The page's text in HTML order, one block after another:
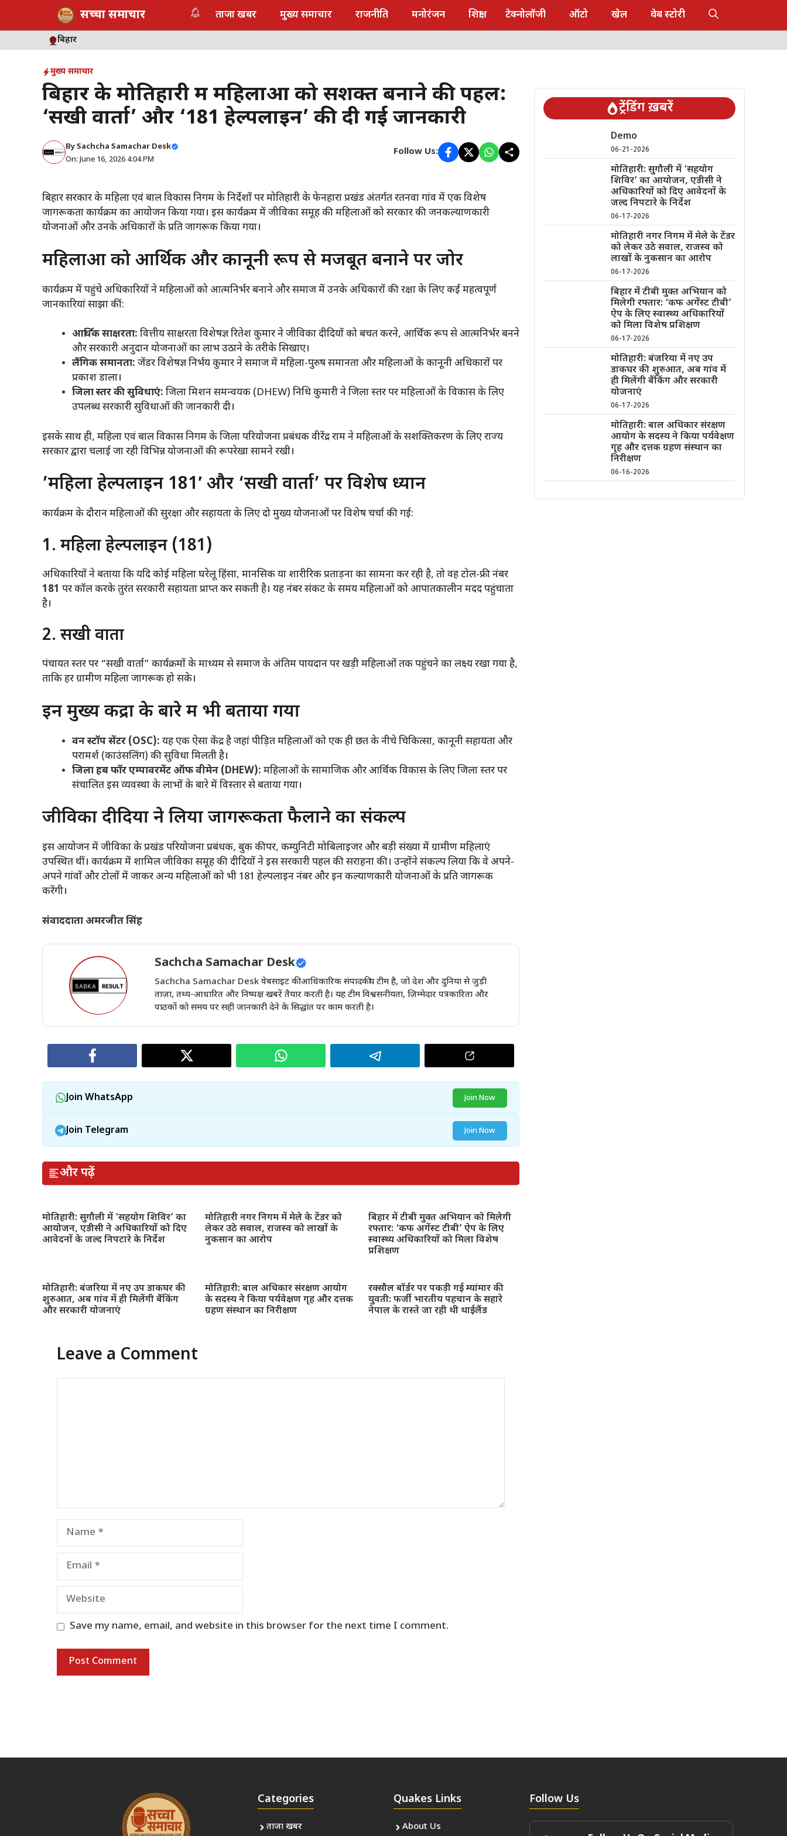
सच्चा समाचार ताजा खबर मुख्य समाचार राजनीति मनोरंजन शिक्षा टेक्नोलॉजी ऑटो खेल वेब स्टोरी
बिहार
मुख्य समाचार
बिहार के मोतिहारी में महिलाओं को सशक्त बनाने की पहल:
‘सखी वार्ता’ और ‘181 हेल्पलाइन’ की दी गई जानकारी
BySachcha Samachar Desk
On: June 16, 2026 4:04 PM
Follow Us:
बिहार सरकार के महिला एवं बाल विकास निगम के निर्देशों पर मोतिहारी के फेनहारा प्रखंड अंतर्गत रतनवा गांव में एक विशेष
जागरूकता कार्यक्रम का आयोजन किया गया। इस कार्यक्रम में जीविका समूह की महिलाओं को सरकार की जनकल्याणकारी
योजनाओं और उनके अधिकारों के प्रति जागरूक किया गया।
​महिलाओं को आर्थिक और कानूनी रूप से मजबूत बनाने पर जोर
​कार्यक्रम में पहुंचे अधिकारियों ने महिलाओं को आत्मनिर्भर बनाने और समाज में उनके अधिकारों की रक्षा के लिए कई महत्वपूर्ण
जानकारियां साझा कीं:
आर्थिक साक्षरता: वित्तीय साक्षरता विशेषज्ञ रितेश कुमार ने जीविका दीदियों को बचत करने, आर्थिक रूप से आत्मनिर्भर बनने
और सरकारी अनुदान योजनाओं का लाभ उठाने के तरीके सिखाए।
लैंगिक समानता: जेंडर विशेषज्ञ निर्भय कुमार ने समाज में महिला-पुरुष समानता और महिलाओं के कानूनी अधिकारों पर
प्रकाश डाला।
जिला स्तर की सुविधाएं: जिला मिशन समन्वयक (DHEW) निधि कुमारी ने जिला स्तर पर महिलाओं के विकास के लिए
उपलब्ध सरकारी सुविधाओं की जानकारी दी।
​इसके साथ ही, महिला एवं बाल विकास निगम के जिला परियोजना प्रबंधक वीरेंद्र राम ने महिलाओं के सशक्तिकरण के लिए राज्य
सरकार द्वारा चलाई जा रही विभिन्न योजनाओं की रूपरेखा सामने रखी।
​’महिला हेल्पलाइन 181′ और ‘सखी वार्ता’ पर विशेष ध्यान
​कार्यक्रम के दौरान महिलाओं की सुरक्षा और सहायता के लिए दो मुख्य योजनाओं पर विशेष चर्चा की गई:
​1. महिला हेल्पलाइन (181)
​अधिकारियों ने बताया कि यदि कोई महिला घरेलू हिंसा, मानसिक या शारीरिक प्रताड़ना का सामना कर रही है, तो वह टोल-फ्री नंबर
181 पर कॉल करके तुरंत सरकारी सहायता प्राप्त कर सकती है। यह नंबर संकट के समय महिलाओं को आपातकालीन मदद पहुंचाता
है।
​2. सखी वार्ता
​पंचायत स्तर पर “सखी वार्ता” कार्यक्रमों के माध्यम से समाज के अंतिम पायदान पर खड़ी महिलाओं तक पहुंचने का लक्ष्य रखा गया है,
ताकि हर ग्रामीण महिला जागरूक हो सके।
​इन मुख्य केंद्रों के बारे में भी बताया गया
वन स्टॉप सेंटर (OSC): यह एक ऐसा केंद्र है जहां पीड़ित महिलाओं को एक ही छत के नीचे चिकित्सा, कानूनी सहायता और
परामर्श (काउंसलिंग) की सुविधा मिलती है।
जिला हब फॉर एम्पावरमेंट ऑफ वीमेन (DHEW): महिलाओं के सामाजिक और आर्थिक विकास के लिए जिला स्तर पर
संचालित इस व्यवस्था के लाभों के बारे में विस्तार से बताया गया।
​जीविका दीदियों ने लिया जागरूकता फैलाने का संकल्प
​इस आयोजन में जीविका के प्रखंड परियोजना प्रबंधक, बुक कीपर, कम्युनिटी मोबिलाइजर और बड़ी संख्या में ग्रामीण महिलाएं
उपस्थित थीं। कार्यक्रम में शामिल जीविका समूह की दीदियों ने इस सरकारी पहल की सराहना की। उन्होंने संकल्प लिया कि वे अपने-
अपने गांवों और टोलों में जाकर अन्य महिलाओं को भी 181 हेल्पलाइन नंबर और इन कल्याणकारी योजनाओं के प्रति जागरूक
करेंगी।
संवाददाता अमरजीत सिंह
Sachcha Samachar Desk
Sachcha Samachar Desk वेबसाइट की आधिकारिक संपादकीय टीम है, जो देश और दुनिया से जुड़ी
ताज़ा, तथ्य-आधारित और निष्पक्ष खबरें तैयार करती है। यह टीम विश्वसनीयता, ज़िम्मेदार पत्रकारिता और
पाठकों को समय पर सही जानकारी देने के सिद्धांत पर काम करती है।
Join WhatsApp Join Now
Join Telegram Join Now
और पढ़ें
मोतिहारी: सुगौली में ‘सहयोग शिविर’ का
आयोजन, एडीसी ने अधिकारियों को दिए
आवेदनों के जल्द निपटारे के निर्देश
मोतिहारी नगर निगम में मेले के टेंडर को
लेकर उठे सवाल, राजस्व को लाखों के
नुकसान का आरोप
बिहार में टीबी मुक्त अभियान को मिलेगी
रफ्तार: ‘कफ अगेंस्ट टीबी’ ऐप के लिए
स्वास्थ्य अधिकारियों को मिला विशेष
प्रशिक्षण
मोतिहारी: बंजरिया में नए उप डाकघर की
शुरुआत, अब गांव में ही मिलेंगी बैंकिंग
और सरकारी योजनाएं
मोतिहारी: बाल अधिकार संरक्षण आयोग
के सदस्य ने किया पर्यवेक्षण गृह और दत्तक
ग्रहण संस्थान का निरीक्षण
रक्सौल बॉर्डर पर पकड़ी गई म्यांमार की
युवती: फर्जी भारतीय पहचान के सहारे
नेपाल के रास्ते जा रही थी थाईलैंड
Leave a Comment
Name
Email
Website
Save my name, email, and website in this browser for the next time I comment.
ट्रेंडिंग ख़बरें
Demo
06-21-2026
मोतिहारी: सुगौली में ‘सहयोग
शिविर’ का आयोजन, एडीसी ने
अधिकारियों को दिए आवेदनों के
जल्द निपटारे के निर्देश
06-17-2026
मोतिहारी नगर निगम में मेले के टेंडर
को लेकर उठे सवाल, राजस्व को
लाखों के नुकसान का आरोप
06-17-2026
बिहार में टीबी मुक्त अभियान को
मिलेगी रफ्तार: ‘कफ अगेंस्ट टीबी’
ऐप के लिए स्वास्थ्य अधिकारियों
को मिला विशेष प्रशिक्षण
06-17-2026
मोतिहारी: बंजरिया में नए उप
डाकघर की शुरुआत, अब गांव में
ही मिलेंगी बैंकिंग और सरकारी
योजनाएं
06-17-2026
मोतिहारी: बाल अधिकार संरक्षण
आयोग के सदस्य ने किया पर्यवेक्षण
गृह और दत्तक ग्रहण संस्थान का
निरीक्षण
06-16-2026
Categories
ताजा खबर
Quakes Links
About Us
Follow Us